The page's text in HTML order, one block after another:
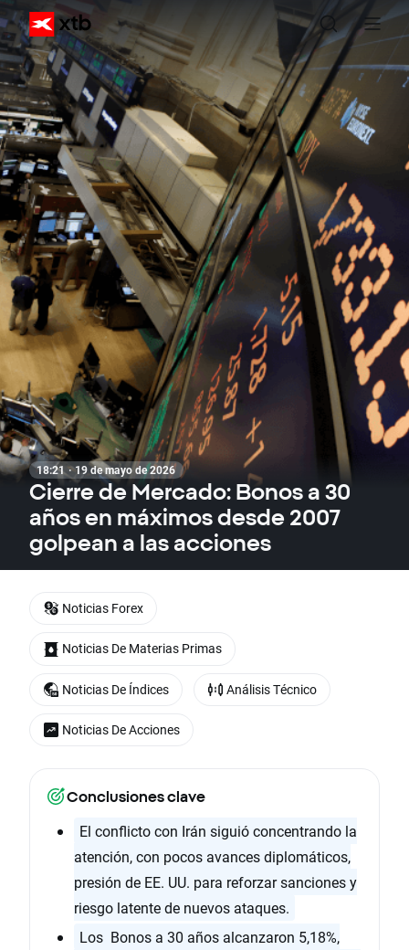
18:21 · 19 de mayo de 2026
Cierre de Mercado: Bonos a 30
años en máximos desde 2007
golpean a las acciones
Conclusiones clave
El conflicto con Irán siguió concentrando la
atención, con pocos avances diplomáticos,
presión de EE. UU. para reforzar sanciones y
riesgo latente de nuevos ataques.
Los Bonos a 30 años alcanzaron 5,18%,
Noticias Forex
Noticias De Materias Primas
Noticias De Índices Análisis Técnico
Noticias De Acciones